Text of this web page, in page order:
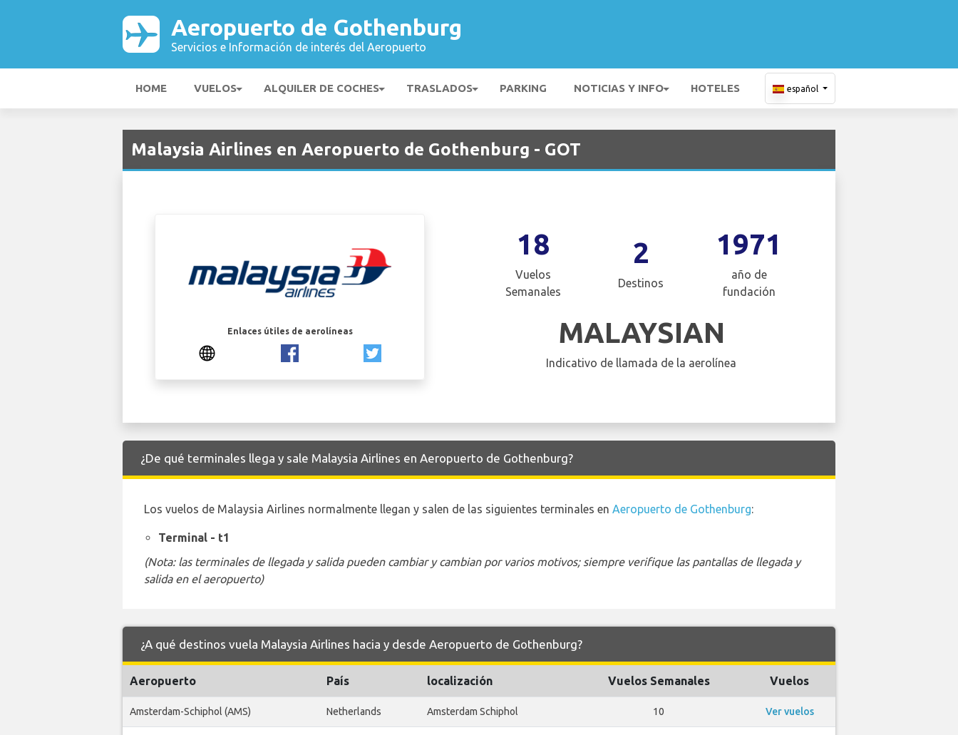
Aeropuerto de Gothenburg
Servicios e Información de interés del Aeropuerto
HOME VUELOS ALQUILER DE COCHES TRASLADOS PARKING NOTICIAS Y INFO HOTELES español
Malaysia Airlines en Aeropuerto de Gothenburg - GOT
Enlaces útiles de aerolíneas
18
Vuelos
Semanales
2
Destinos
1971
año de
fundación
MALAYSIAN
Indicativo de llamada de la aerolínea
¿De qué terminales llega y sale Malaysia Airlines en Aeropuerto de Gothenburg?
Los vuelos de Malaysia Airlines normalmente llegan y salen de las siguientes terminales en Aeropuerto de Gothenburg:
Terminal - t1
(Nota: las terminales de llegada y salida pueden cambiar y cambian por varios motivos; siempre verifique las pantallas de llegada y
salida en el aeropuerto)
¿A qué destinos vuela Malaysia Airlines hacia y desde Aeropuerto de Gothenburg?
Aeropuerto País localización Vuelos Semanales Vuelos
Amsterdam-Schiphol (AMS) Netherlands Amsterdam Schiphol 10 Ver vuelos